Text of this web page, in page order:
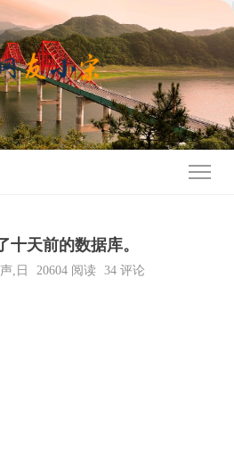
十天前的数据库。
, 日 20604阅读 34 评论